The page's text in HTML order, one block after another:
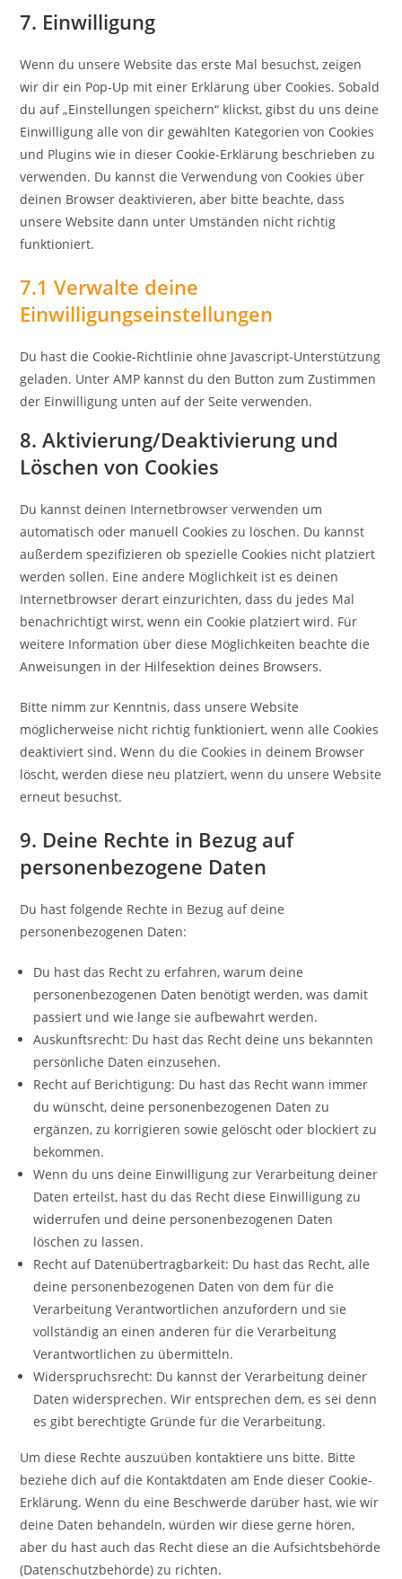
sonstiges
7. Einwilligung
Wenn du unsere Website das erste Mal besuchst, zeigen
wir dir ein Pop-Up mit einer Erklärung über Cookies. Sobald
du auf „Einstellungen speichern“ klickst, gibst du uns deine
Einwilligung alle von dir gewählten Kategorien von Cookies
und Plugins wie in dieser Cookie-Erklärung beschrieben zu
verwenden. Du kannst die Verwendung von Cookies über
deinen Browser deaktivieren, aber bitte beachte, dass
unsere Website dann unter Umständen nicht richtig
funktioniert.
7.1 Verwalte deine
Einwilligungseinstellungen
Du hast die Cookie-Richtlinie ohne Javascript-Unterstützung
geladen. Unter AMP kannst du den Button zum Zustimmen
der Einwilligung unten auf der Seite verwenden.
8. Aktivierung/Deaktivierung und
Löschen von Cookies
Du kannst deinen Internetbrowser verwenden um
automatisch oder manuell Cookies zu löschen. Du kannst
außerdem spezifizieren ob spezielle Cookies nicht platziert
werden sollen. Eine andere Möglichkeit ist es deinen
Internetbrowser derart einzurichten, dass du jedes Mal
benachrichtigt wirst, wenn ein Cookie platziert wird. Für
weitere Information über diese Möglichkeiten beachte die
Anweisungen in der Hilfesektion deines Browsers.
Bitte nimm zur Kenntnis, dass unsere Website
möglicherweise nicht richtig funktioniert, wenn alle Cookies
deaktiviert sind. Wenn du die Cookies in deinem Browser
löscht, werden diese neu platziert, wenn du unsere Website
erneut besuchst.
9. Deine Rechte in Bezug auf
personenbezogene Daten
Du hast folgende Rechte in Bezug auf deine
personenbezogenen Daten:
Du hast das Recht zu erfahren, warum deine
personenbezogenen Daten benötigt werden, was damit
passiert und wie lange sie aufbewahrt werden.
Auskunftsrecht: Du hast das Recht deine uns bekannten
persönliche Daten einzusehen.
Recht auf Berichtigung: Du hast das Recht wann immer
du wünscht, deine personenbezogenen Daten zu
ergänzen, zu korrigieren sowie gelöscht oder blockiert zu
bekommen.
Wenn du uns deine Einwilligung zur Verarbeitung deiner
Daten erteilst, hast du das Recht diese Einwilligung zu
widerrufen und deine personenbezogenen Daten
löschen zu lassen.
Recht auf Datenübertragbarkeit: Du hast das Recht, alle
deine personenbezogenen Daten von dem für die
Verarbeitung Verantwortlichen anzufordern und sie
vollständig an einen anderen für die Verarbeitung
Verantwortlichen zu übermitteln.
Widerspruchsrecht: Du kannst der Verarbeitung deiner
Daten widersprechen. Wir entsprechen dem, es sei denn
es gibt berechtigte Gründe für die Verarbeitung.
Um diese Rechte auszuüben kontaktiere uns bitte. Bitte
beziehe dich auf die Kontaktdaten am Ende dieser Cookie-
Erklärung. Wenn du eine Beschwerde darüber hast, wie wir
deine Daten behandeln, würden wir diese gerne hören,
aber du hast auch das Recht diese an die Aufsichtsbehörde
(Datenschutzbehörde) zu richten.